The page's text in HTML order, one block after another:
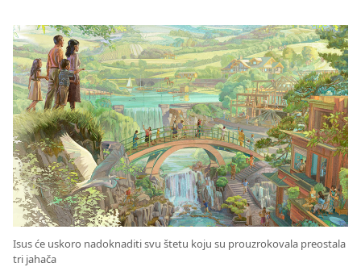
Isus će uskoro nadoknaditi svu štetu koju su prouzrokovala preostala
tri jahača